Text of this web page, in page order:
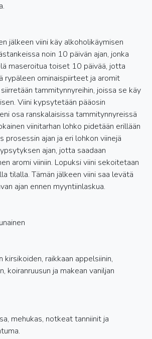
jälkeen viini käy alkoholikäymisen
noin 10 päivän ajan, jonka
maseroitua toiset 10 päivää, jotta
rypäleen ominaispiirteet ja aromit
tammitynnyreihin, joissa se käy
Viini kypsytetään pääosin
osa ranskalaisissa tammitynnyreissä
viinitarhan lohko pidetään erillään
prosessin ajan ja eri lohkon viinejä
ajan, jotta saadaan
aromi viiniin. Lopuksi viini sekoitetaan
tilalla. Tämän jälkeen viini saa levätä
ajan ennen myyntiinlaskua.
kirsikoiden, raikkaan appelsiinin,
koiranruusun ja makean vaniljan
mehukas, notkeat tanniinit ja